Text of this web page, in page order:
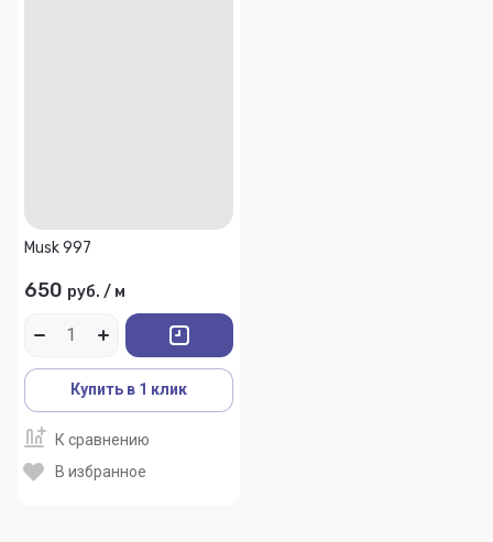
Musk 997
650 руб. / м
Купить в 1 клик
К сравнению
В избранное